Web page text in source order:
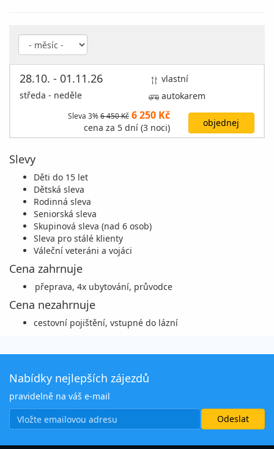
28.10. - 01.11.26
středa - neděle
vlastní
autokarem
Sleva 3%6 450 Kč 6 250 Kč
cena za 5 dní (3 noci) objednej
Slevy
Děti do 15 let
Dětská sleva
Rodinná sleva
Seniorská sleva
Skupinová sleva (nad 6 osob)
Sleva pro stálé klienty
Váleční veteráni a vojáci
Cena zahrnuje
přeprava, 4x ubytování, průvodce
Cena nezahrnuje
cestovní pojištění, vstupné do lázní
Nabídky nejlepších zájezdů
pravidelně na váš e-mail